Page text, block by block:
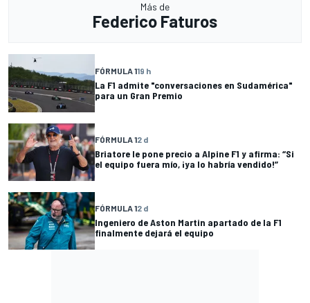
Más de
Federico Faturos
FÓRMULA 119 h
La F1 admite "conversaciones en Sudamérica"
para un Gran Premio
FÓRMULA 12 d
Briatore le pone precio a Alpine F1 y afirma: “Si
el equipo fuera mío, ¡ya lo habría vendido!”
FÓRMULA 12 d
Ingeniero de Aston Martin apartado de la F1
finalmente dejará el equipo